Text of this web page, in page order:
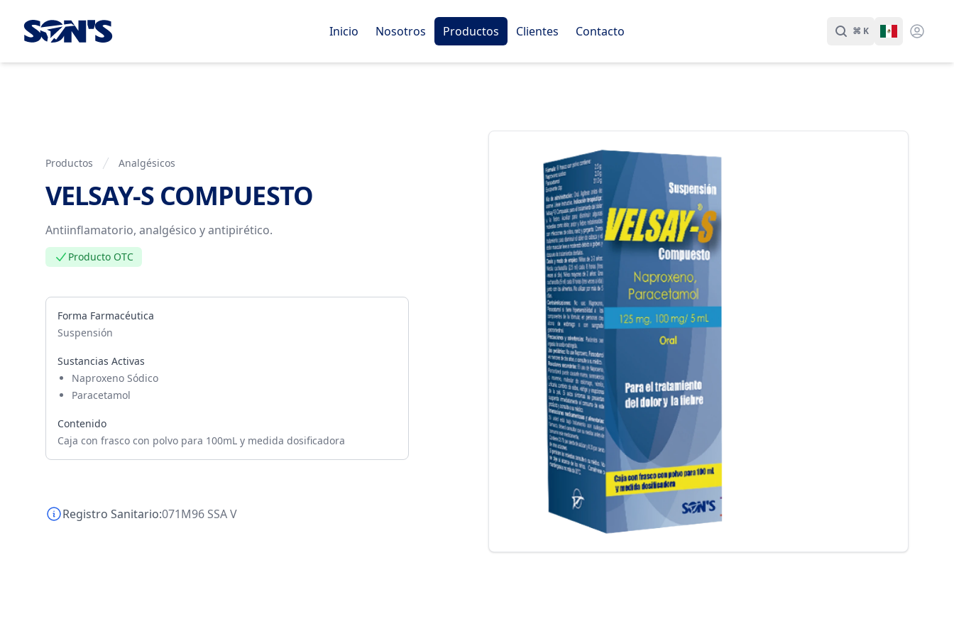
Laboratorios Química Son's Inicio Nosotros Productos Clientes Contacto Buscar
⌘ K Cambiar
Productos Analgésicos
VELSAY-S COMPUESTO
Información del Producto
Antiinflamatorio, analgésico y antipirético.
Producto OTC
Forma Farmacéutica
Suspensión
Sustancias Activas
Naproxeno Sódico
Paracetamol
Contenido
Caja con frasco con polvo para 100mL y medida dosificadora
Registro Sanitario:071M96 SSA V